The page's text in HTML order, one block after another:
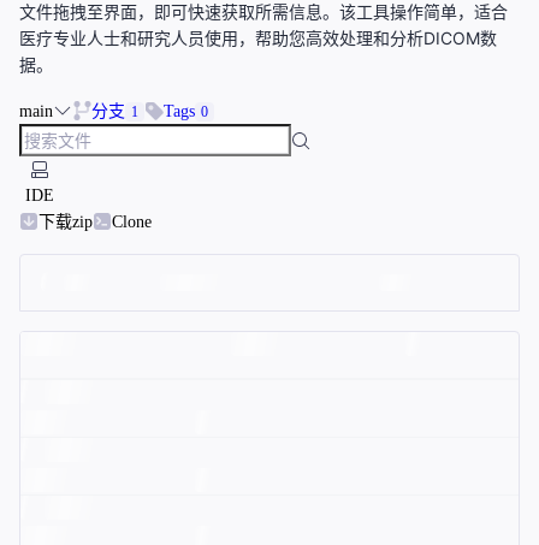
文件拖拽至界面，即可快速获取所需信息。该工具操作简单，适合
医疗专业人士和研究人员使用，帮助您高效处理和分析DICOM数
据。
main 分支 1 Tags 0
IDE
下载zip
Clone